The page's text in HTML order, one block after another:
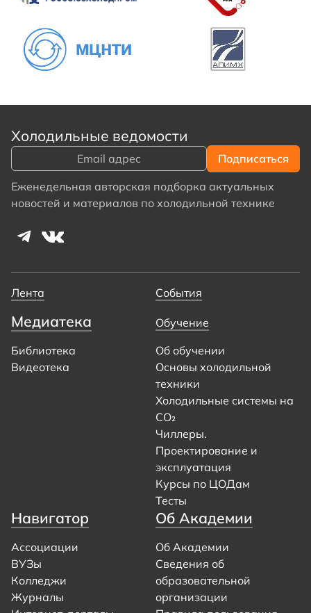
Холодильные ведомости
Еженедельная авторская подборка актуальных
новостей и материалов по холодильной технике
Лента События
Медиатека
Библиотека
Видеотека
Обучение
Об обучении
Основы холодильной
техники
Холодильные системы на
CO₂
Чиллеры.
Проектирование и
эксплуатация
Курсы по ЦОДам
Тесты
Навигатор
Ассоциации
ВУЗы
Колледжи
Журналы
Об Академии
Об Академии
Сведения об
образовательной
организации